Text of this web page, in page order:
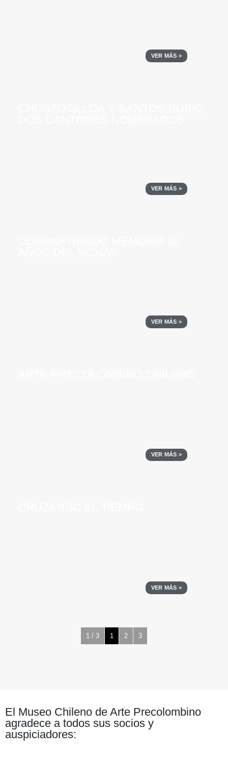
VER MÁS >
VER MÁS >
VER MÁS >
VER MÁS >
VER MÁS >
1 / 3 1 2 3
El Museo Chileno de Arte Precolombino
agradece a todos sus socios y
auspiciadores: